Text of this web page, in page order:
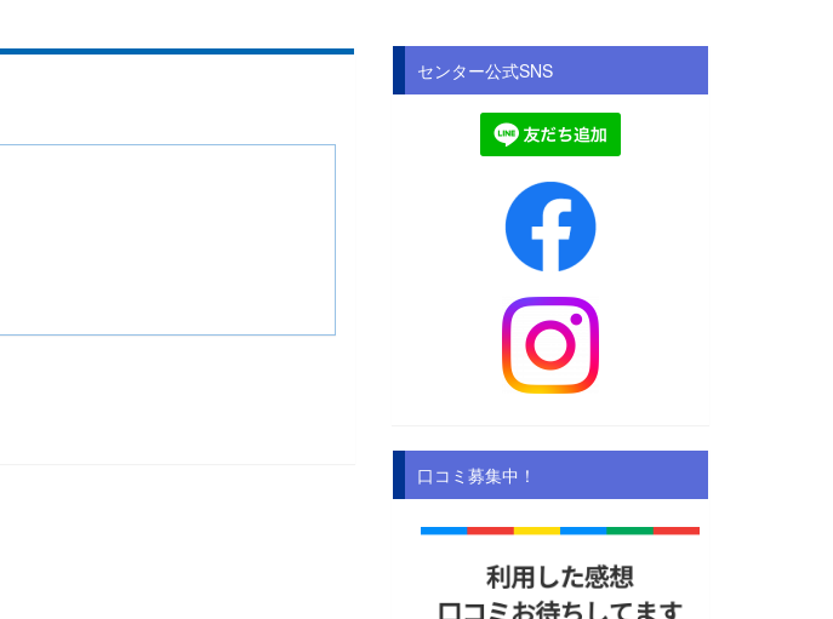
センター公式SNS
口コミ募集中！